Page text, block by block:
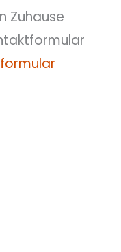
Zuhause